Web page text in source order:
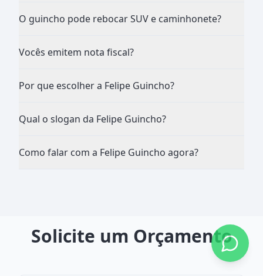
O guincho pode rebocar SUV e caminhonete?
Vocês emitem nota fiscal?
Por que escolher a Felipe Guincho?
Qual o slogan da Felipe Guincho?
Como falar com a Felipe Guincho agora?
Solicite um Orçamento